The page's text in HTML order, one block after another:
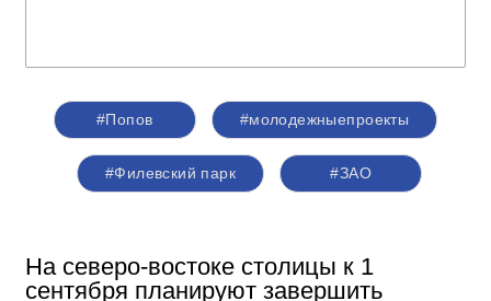
#Попов #молодежныепроекты
#Филевский парк #ЗАО
На северо-востоке столицы к 1
сентября планируют завершить